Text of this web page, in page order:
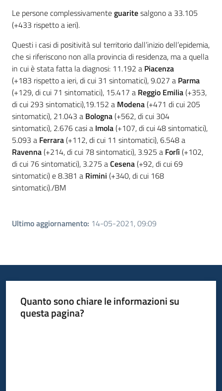
Le persone complessivamenteguaritesalgono a 33.105
(+433 rispetto a ieri).
Questi i casi di positività sul territorio dall’inizio dell’epidemia,
che si riferiscono non alla provincia di residenza, ma a quella
in cui è stata fatta la diagnosi: 11.192 a Piacenza
(+183 rispetto a ieri, di cui 31 sintomatici), 9.027 a Parma
(+129, di cui 71 sintomatici), 15.417 a Reggio Emilia(+353,
di cui 293 sintomatici),19.152 a Modena(+471 di cui 205
sintomatici), 21.043 a Bologna(+562, di cui 304
sintomatici), 2.676 casi a Imola(+107, di cui 48 sintomatici),
5.093 a Ferrara(+112, di cui 11 sintomatici), 6.548 a
Ravenna(+214, di cui 78 sintomatici), 3.925 a Forlì(+102,
di cui 76 sintomatici), 3.275 aCesena(+92, di cui 69
sintomatici) e 8.381 a Rimini (+340, di cui 168
sintomatici)./BM
Ultimo aggiornamento: 14-05-2021, 09:09
Quanto sono chiare le informazioni su
questa pagina?